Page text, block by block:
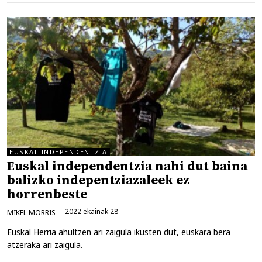
EUSKAL INDEPENDENTZIA
Euskal independentzia nahi dut baina
balizko indepentziazaleek ez
horrenbeste
2022 ekainak 28
MIKEL MORRIS
Euskal Herria ahultzen ari zaigula ikusten dut, euskara bera
atzeraka ari zaigula.